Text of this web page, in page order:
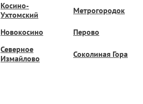
Косино-
Ухтомский
Метрогородок
Новокосино Перово
Северное
Измайлово
Соколиная Гора